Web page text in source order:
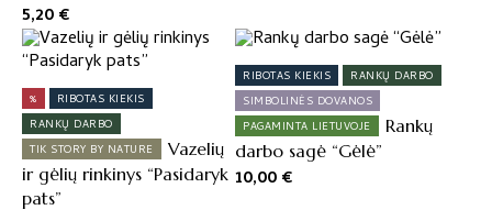
5,20€
%
RIBOTAS KIEKIS
RANKŲ DARBO
TIK STORY BY NATURE
Vazelių
ir gėlių rinkinys “Pasidaryk
pats”
RIBOTAS KIEKIS
RANKŲ DARBO
SIMBOLINĖS DOVANOS
PAGAMINTA LIETUVOJE
Rankų
darbo sagė “Gėlė”
10,00€